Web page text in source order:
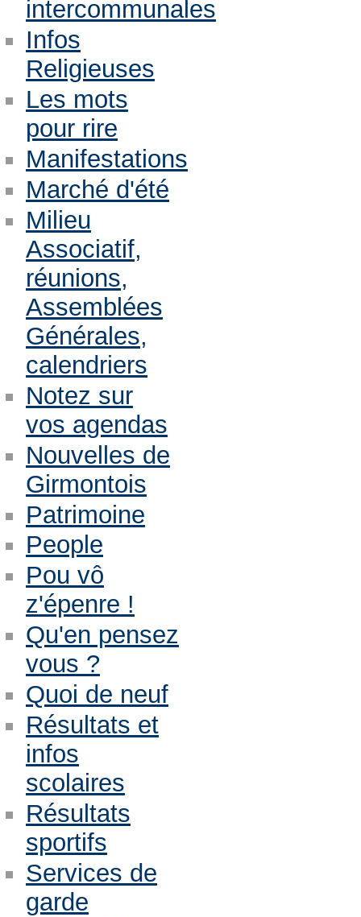
intercommunales
Infos
Religieuses
Les mots
pour rire
Manifestations
Marché d'été
Milieu
Associatif,
réunions,
Assemblées
Générales,
calendriers
Notez sur
vos agendas
Nouvelles de
Girmontois
Patrimoine
People
Pou vô
z'épenre !
Qu'en pensez
vous ?
Quoi de neuf
Résultats et
infos
scolaires
Résultats
sportifs
Services de
garde